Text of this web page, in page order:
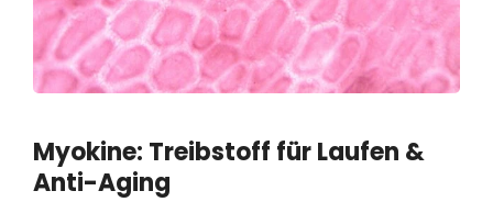
Myokine: Treibstoff für Laufen &
Anti-Aging